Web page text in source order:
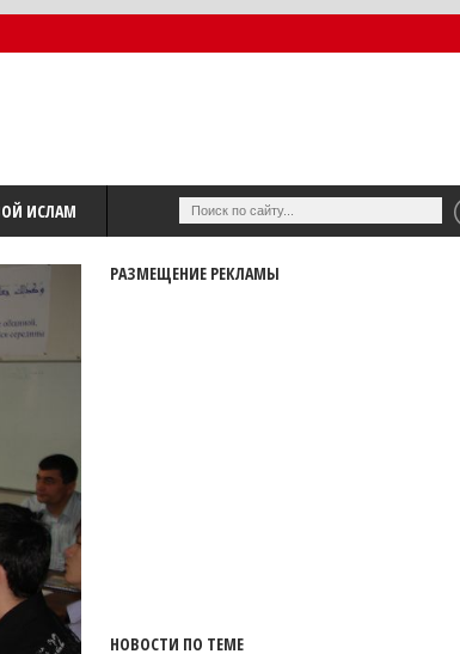
ИСЛАМ
РАЗМЕЩЕНИЕ РЕКЛАМЫ
НОВОСТИ ПО ТЕМЕ